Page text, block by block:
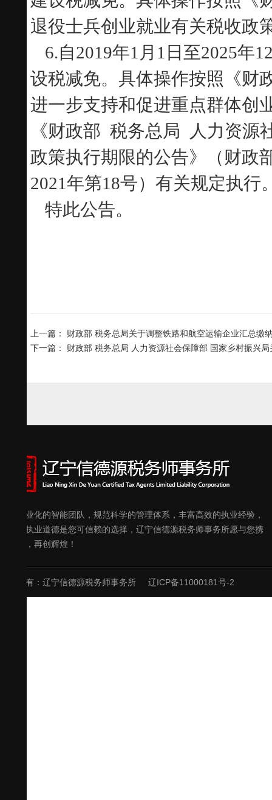
退役士兵创业就业有关税收政
6.自2019年1月1日至2025年
设税减免。具体操作按照《
进一步支持和促进重点群体创
《财政部 税务总局 人力资源
政策执行期限的公告》（财
2021年第18号）有关规定执行
特此公告。
上一篇： 财政部 税务总局关于调整铁路和航空运输企业汇总缴
下一篇： 财政部 税务总局 人力资源社会保障部 国家乡村振兴
优秀专业化的智能团队，规范科学的管理体系，丰富高效的执业经验，
良好的执业道德是您可信赖的选择，辽宁信德源税务师事务所愿与您携
手共进，再创辉煌！
版权所有：辽宁信德源税务师事务所 辽ICP备11000181号-2